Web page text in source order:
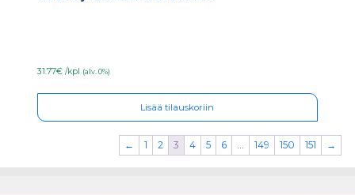
31.77€ /kpl (alv. 0%)
Lisää tilauskoriin
← 1 2 3 4 5 6 … 149 150 151 →